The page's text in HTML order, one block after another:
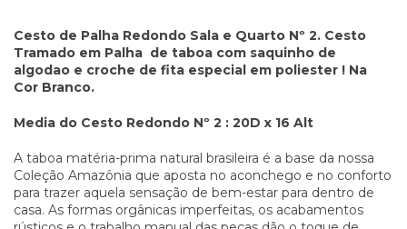
Cesto de Palha Redondo Sala e Quarto Nº 2. Cesto
Tramado em Palha de taboa com saquinho de
algodao e croche de fita especial em poliester ! Na
Cor Branco.
Media do Cesto Redondo Nº 2 : 20D x 16 Alt
A taboa matéria-prima natural brasileira é a base da nossa
Coleção Amazônia que aposta no aconchego e no conforto
para trazer aquela sensação de bem-estar para dentro de
casa. As formas orgânicas imperfeitas, os acabamentos